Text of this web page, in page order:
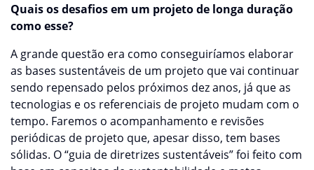
Quais os desafios em um projeto de longa duração
como esse?
A grande questão era como conseguiríamos elaborar
as bases sustentáveis de um projeto que vai continuar
sendo repensado pelos próximos dez anos, já que as
tecnologias e os referenciais de projeto mudam com o
tempo. Faremos o acompanhamento e revisões
periódicas de projeto que, apesar disso, tem bases
sólidas. O “guia de diretrizes sustentáveis” foi feito com